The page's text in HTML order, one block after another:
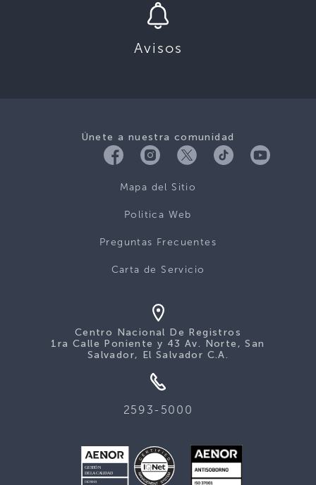
Avisos
Únete a nuestra comunidad
Mapa del Sitio
Politica Web
Preguntas Frecuentes
Carta de Servicio
Centro Nacional De Registros
1ra Calle Poniente y 43 Av. Norte, San
Salvador, El Salvador C.A.
2593-5000